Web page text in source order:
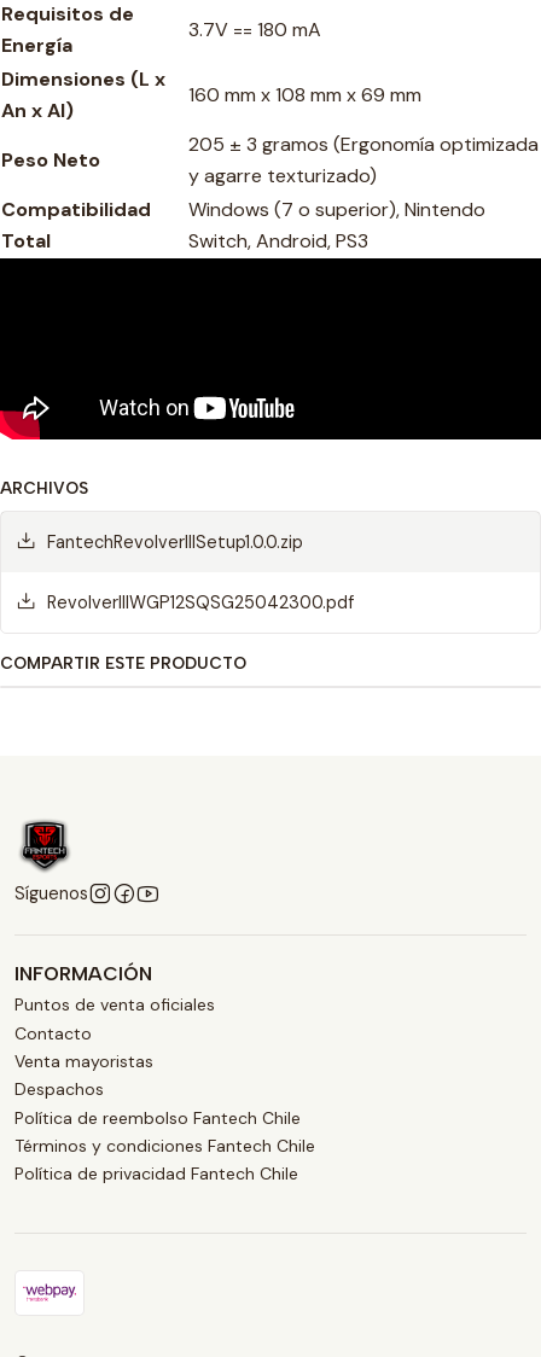
Requisitos de
Energía
3.7V == 180 mA
Dimensiones (L x
An x Al)
160 mm x 108 mm x 69 mm
Peso Neto
205 ± 3 gramos (Ergonomía optimizada
y agarre texturizado)
Compatibilidad
Total
Windows (7 o superior), Nintendo
Switch, Android, PS3
ARCHIVOS
FantechRevolverIIISetup1.0.0.zip
RevolverIIIWGP12SQSG25042300.pdf
COMPARTIR ESTE PRODUCTO
Síguenos
INFORMACIÓN
Puntos de venta oficiales
Contacto
Venta mayoristas
Despachos
Política de reembolso Fantech Chile
Términos y condiciones Fantech Chile
Política de privacidad Fantech Chile